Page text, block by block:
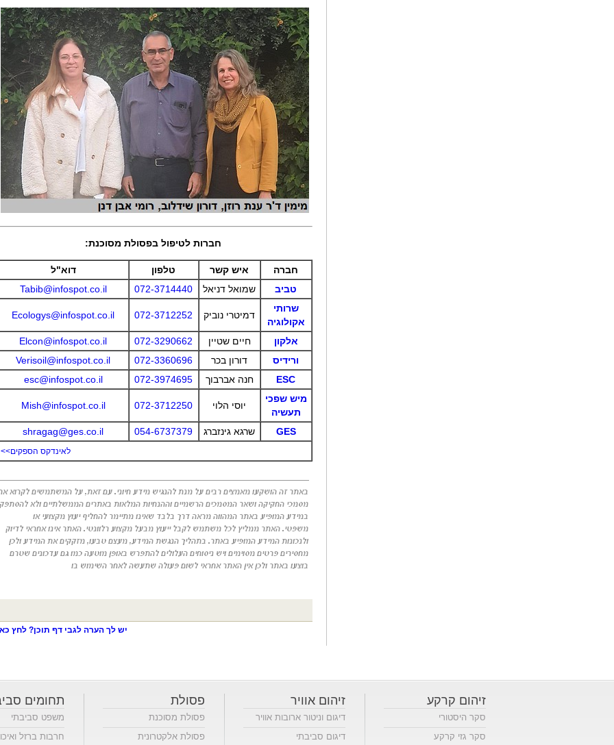
חברות לטיפול בפסולת מסוכנת:
חברה איש קשר טלפון
דוא"ל
טביב
שמואל דניאל 072-3714440
Tabib@infospot.co.il
שרותי
אקולוגיה
דמיטרי נוביק 072-3712252
Ecologys@infospot.co.il
אלקון חיים שטיין 072-3290662
Elcon@infospot.co.il
ורידיס
דורון בכר 072-3360696
Verisoil@infospot.co.il
ESC
חנה אברבוך 072-3974695
esc@infospot.co.il
מיש שפכי
תעשיה
יוסי הלוי 072-3712250
Mish@infospot.co.il
GES שרגא גינזברג 054-6737379
shragag@ges.co.il
לאינדקס הספקים>>
יש לך הערה לגבי דף תוכן? לחץ
זיהום קרקע
סקר היסטורי
סקר גזי קרקע
זיהום אוויר
דיגום וניטור ארובות אוויר
דיגום סביבתי
פסולת
פסולת מסוכנת
פסולת אלקטרונית
תחומים
משפט סביבתי
חרבות ברזל